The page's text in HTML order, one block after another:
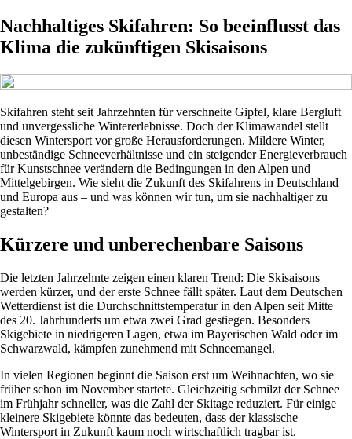
Nachhaltiges Skifahren: So beeinflusst das
Klima die zukünftigen Skisaisons
Skifahren steht seit Jahrzehnten für verschneite Gipfel, klare Bergluft
und unvergessliche Wintererlebnisse. Doch der Klimawandel stellt
diesen Wintersport vor große Herausforderungen. Mildere Winter,
unbeständige Schneeverhältnisse und ein steigender Energieverbrauch
für Kunstschnee verändern die Bedingungen in den Alpen und
Mittelgebirgen. Wie sieht die Zukunft des Skifahrens in Deutschland
und Europa aus – und was können wir tun, um sie nachhaltiger zu
gestalten?
Kürzere und unberechenbare Saisons
Die letzten Jahrzehnte zeigen einen klaren Trend: Die Skisaisons
werden kürzer, und der erste Schnee fällt später. Laut dem Deutschen
Wetterdienst ist die Durchschnittstemperatur in den Alpen seit Mitte
des 20. Jahrhunderts um etwa zwei Grad gestiegen. Besonders
Skigebiete in niedrigeren Lagen, etwa im Bayerischen Wald oder im
Schwarzwald, kämpfen zunehmend mit Schneemangel.
In vielen Regionen beginnt die Saison erst um Weihnachten, wo sie
früher schon im November startete. Gleichzeitig schmilzt der Schnee
im Frühjahr schneller, was die Zahl der Skitage reduziert. Für einige
kleinere Skigebiete könnte das bedeuten, dass der klassische
Wintersport in Zukunft kaum noch wirtschaftlich tragbar ist.